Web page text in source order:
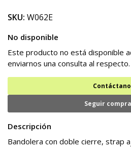
SKU: W062E
No disponible
Este producto no está disponible
enviarnos una consulta al respecto.
Seguir
Descripción
Bandolera con doble cierre, strap